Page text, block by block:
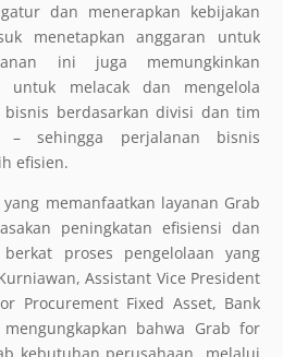
dan menerapkan kebijakan
menetapkan anggaran untuk
ini juga memungkinkan
untuk melacak dan mengelola
berdasarkan divisi dan tim
– sehingga perjalanan bisnis
efisien.
memanfaatkan layanan Grab
peningkatan efisiensi dan
proses pengelolaan yang
Assistant Vice President
Procurement Fixed Asset, Bank
bahwa Grab for